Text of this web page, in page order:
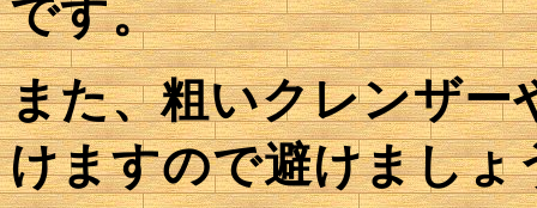
です。
また、粗いクレンザー
けますので避けましょ